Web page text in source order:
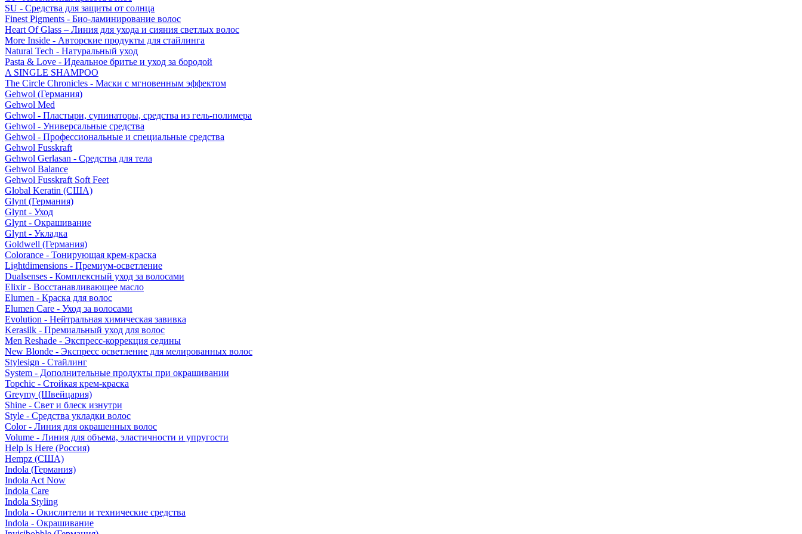
SU - Средства для защиты от солнца
Finest Pigments - Био-ламинирование волос
Heart Of Glass – Линия для ухода и сияния светлых волос
More Inside - Авторские продукты для стайлинга
Natural Tech - Натуральный уход
Pasta & Love - Идеальное бритье и уход за бородой
A SINGLE SHAMPOO
The Circle Chronicles - Маски с мгновенным эффектом
Gehwol (Германия)
Gehwol Med
Gehwol - Пластыри, супинаторы, средства из гель-полимера
Gehwol - Универсальные средства
Gehwol - Профессиональные и специальные средства
Gehwol Fusskraft
Gehwol Gerlasan - Средства для тела
Gehwol Balance
Gehwol Fusskraft Soft Feet
Global Keratin (США)
Glynt (Германия)
Glynt - Уход
Glynt - Окрашивание
Glynt - Укладка
Goldwell (Германия)
Colorance - Тонирующая крем-краска
Lightdimensions - Премиум-осветление
Dualsenses - Комплексный уход за волосами
Elixir - Восстанавливающее масло
Elumen - Краска для волос
Elumen Care - Уход за волосами
Evolution - Нейтральная химическая завивка
Kerasilk - Премиальный уход для волос
Men Reshade - Экспресс-коррекция седины
New Blonde - Экспресс осветление для мелированных волос
Stylesign - Стайлинг
System - Дополнительные продукты при окрашивании
Topchic - Стойкая крем-краска
Greymy (Швейцария)
Shine - Свет и блеск изнутри
Style - Средства укладки волос
Color - Линия для окрашенных волос
Volume - Линия для объема, эластичности и упругости
Help Is Here (Россия)
Hempz (США)
Indola (Германия)
Indola Act Now
Indola Care
Indola Styling
Indola - Окислители и технические средства
Indola - Окрашивание